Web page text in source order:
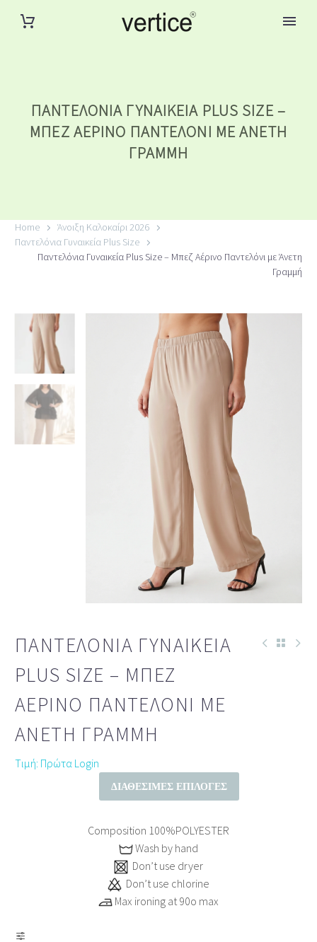
ΠΑΝΤΕΛΌΝΙΑ ΓΥΝΑΙΚΕΊΑ PLUS SIZE –
ΜΠΕΖ ΑΈΡΙΝΟ ΠΑΝΤΕΛΌΝΙ ΜΕ ΆΝΕΤΗ
ΓΡΑΜΜΉ
Home
Άνοιξη Καλοκαίρι 2026
Παντελόνια Γυναικεία Plus Size
Παντελόνια Γυναικεία Plus Size – Μπεζ Αέρινο Παντελόνι με Άνετη
Γραμμή
ΠΑΝΤΕΛΌΝΙΑ ΓΥΝΑΙΚΕΊΑ
PLUS SIZE – ΜΠΕΖ
ΑΈΡΙΝΟ ΠΑΝΤΕΛΌΝΙ ΜΕ
ΆΝΕΤΗ ΓΡΑΜΜΉ
Τιμή: Πρώτα Login
ΔΙΑΘΈΣΙΜΕΣ ΕΠΙΛΟΓΈΣ
Composition 100%POLYESTER
Wash by hand
Don’t use dryer
Don’t use chlorine
Max ironing at 90ο max